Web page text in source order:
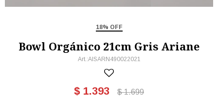
18% OFF
Bowl Orgánico 21cm Gris Ariane
AISARN490022021
$ 1.393 $ 1.699